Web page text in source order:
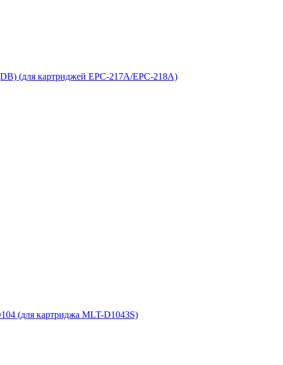
(для картриджей EPC-217A/EPC-218A)
(для картриджа MLT-D1043S)